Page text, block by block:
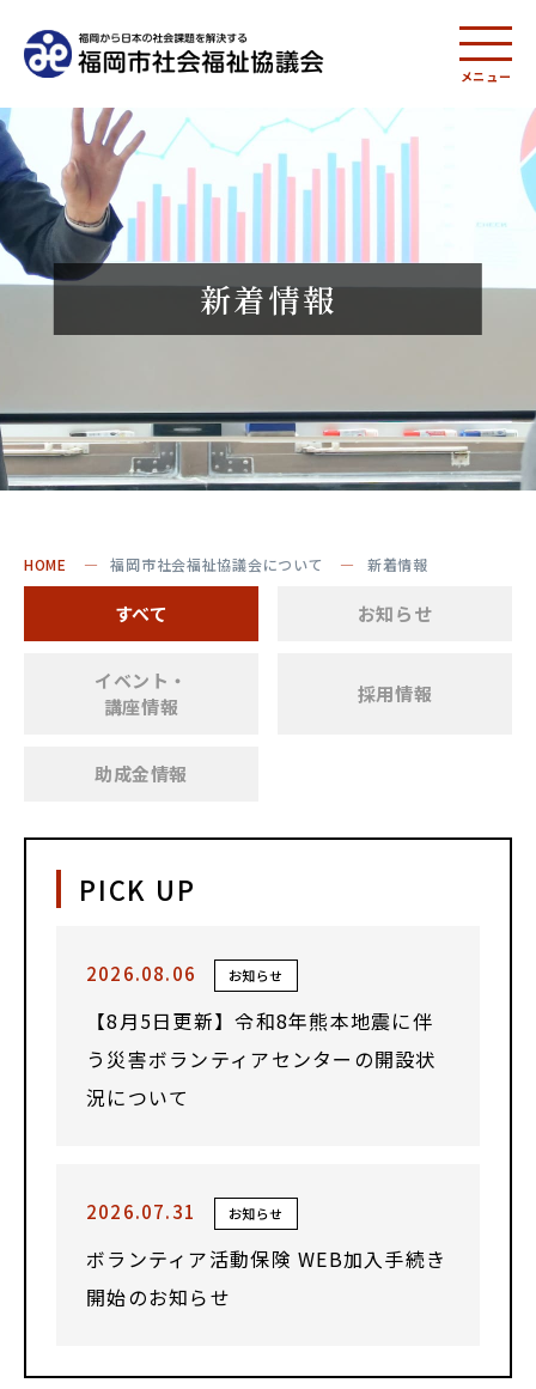
メニュー
新着情報
HOME 福岡市社会福祉協議会について 新着情報
すべて お知らせ
イベント・
講座情報
採用情報
助成金情報
PICK UP
2026.08.06 お知らせ
【8月5日更新】令和8年熊本地震に伴
う災害ボランティアセンターの開設状
況について
2026.07.31 お知らせ
ボランティア活動保険 WEB加入手続き
開始のお知らせ